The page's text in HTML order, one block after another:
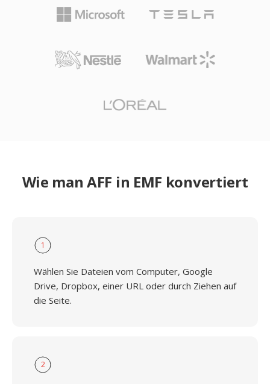
Wie man AFF in EMF konvertiert
1
Wählen Sie Dateien vom Computer, Google
Drive, Dropbox, einer URL oder durch Ziehen auf
die Seite.
2